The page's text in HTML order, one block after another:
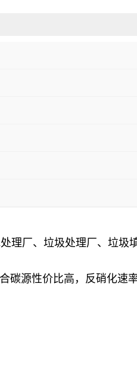
理厂、 垃圾处理厂、垃圾
源性价比高，反硝化速